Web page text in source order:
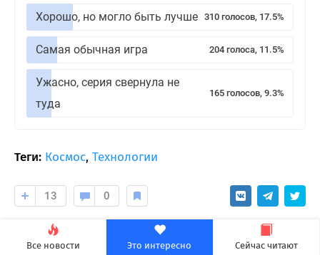
Все новости Это интересно Сейчас читают
Хорошо, но могло быть лучше 310 голосов, 17.5%
Самая обычная игра 204 голоса, 11.5%
Ужасно, серия свернула не
туда
165 голосов, 9.3%
Теги: Космос, Технологии
13 0
Evernews